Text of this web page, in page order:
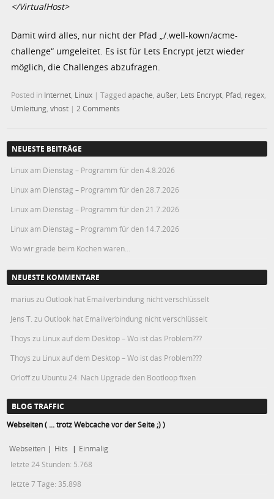
</VirtualHost>
Damit wird alles, nur nicht der Pfad „/.well-kown/acme-
challenge“ umgeleitet. Es ist für Lets Encrypt jetzt wieder
möglich, die Challenges abzufragen.
Posted in Internet Linux |Taggedapache ,außer Lets Encrypt Pfad regex
Umleitung ,vhost | 2 Comments
NEUESTE BEITRÄGE
Linux am Dienstag – Programm für den 4.8.2026
Linux am Dienstag – Programm für den 28.7.2026
Linux am Dienstag – Programm für den 21.7.2026
Linux am Dienstag – Programm für den 14.7.2026
Wo wir grade beim Kochen waren…
NEUESTE KOMMENTARE
marius zu Outlook hat Emailverbindung nicht verschlüsselt
Jens T. zu Outlook hat Emailverbindung nicht verschlüsselt
Thoys zu Linux auf dem Desktop – Wo ist das Problem???
Thoys zu Linux auf dem Desktop – Wo ist das Problem???
Orloffzu Ubuntu 24: Nach Upgrade den Bootloop fixen
BLOG TRAFFIC
Webseiten ( ... trotz Webcache vor der Seite ;) )
Webseiten | Hits | Einmalig
letzte 24 Stunden: 5.768
letzte 7 Tage: 35.898